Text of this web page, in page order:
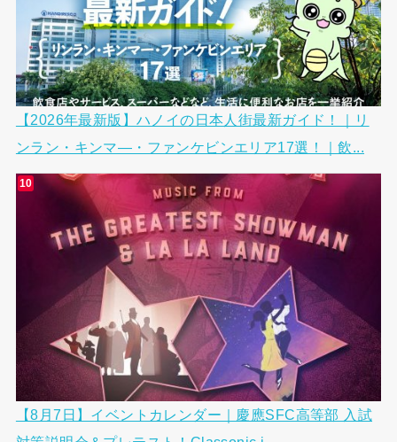
【2026年最新版】ハノイの日本人街最新ガイド！｜リ
ンラン・キンマ―・ファンケビンエリア17選！｜飲...
【8月7日】イベントカレンダー｜慶應SFC高等部 入試